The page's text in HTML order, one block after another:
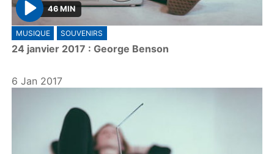
P
l
a
46 MIN
MUSIQUE SOUVENIRS
24 janvier 2017 : George Benson
6 Jan 2017